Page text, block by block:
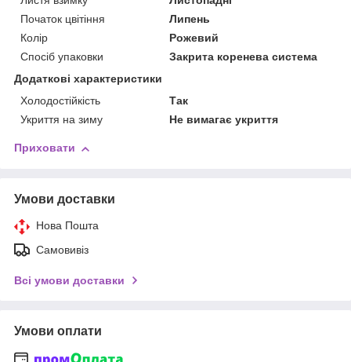
Початок цвітіння
Липень
Колір
Рожевий
Спосіб упаковки
Закрита коренева система
Додаткові характеристики
Холодостійкість
Так
Укриття на зиму
Не вимагає укриття
Приховати
Умови доставки
Нова Пошта
Самовивіз
Всі умови доставки
Умови оплати